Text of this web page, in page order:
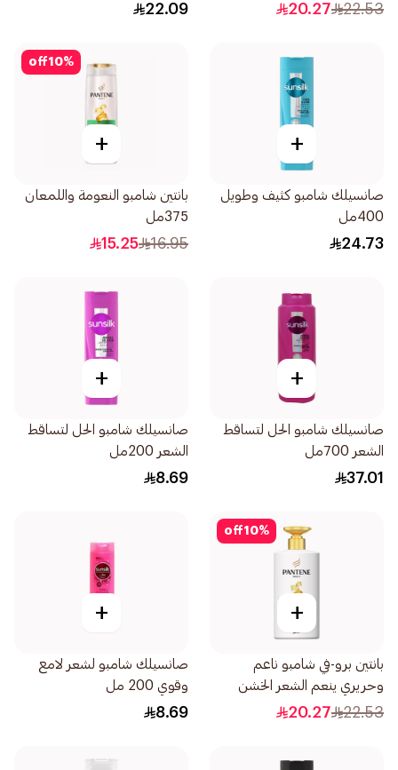
22.53
20.27
22.09
+
صانسيلك شامبو كثيف وطويل
400مل
24.73
10%
off
+
بانتين شامبو النعومة واللمعان
375مل
16.95
15.25
+
صانسيلك شامبو الحل لتساقط
الشعر 700مل
37.01
+
صانسيلك شامبو الحل لتساقط
الشعر 200مل
8.69
10%
off
+
بانتين برو-في شامبو ناعم
وحريري ينعم الشعر الخشن
500مل
22.53
20.27
+
صانسيلك شامبو لشعر لامع
وقوي 200 مل
8.69